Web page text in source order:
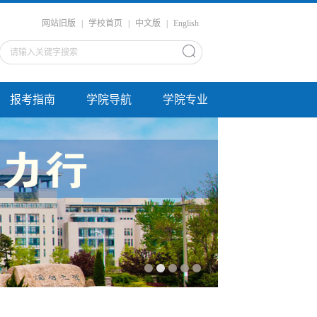
网站旧版 学校首页 中文版 English
报考指南 学院导航 学院专业